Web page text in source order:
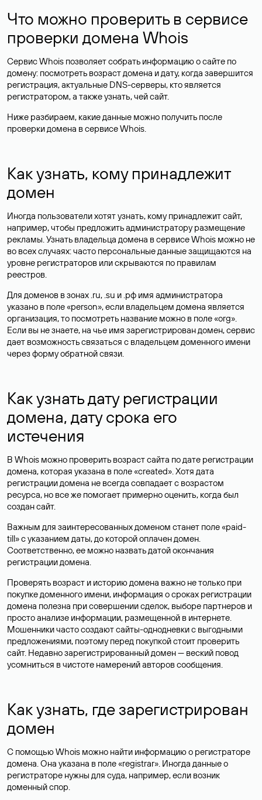
Что можно проверить в сервисе
проверки домена Whois
Сервис Whois позволяет собрать информацию о сайте по
домену: посмотреть возраст домена и дату, когда завершится
регистрация, актуальные DNS-серверы, кто является
регистратором, а также узнать, чей сайт.
Ниже разбираем, какие данные можно получить после
проверки домена в сервисе Whois.
Как узнать, кому принадлежит
домен
Иногда пользователи хотят узнать, кому принадлежит сайт,
например, чтобы предложить администратору размещение
рекламы. Узнать владельца домена в сервисе Whois можно не
во всех случаях: часто персональные данныезащищаются на
уровне регистраторов или скрываются по правилам
реестров.
Для доменов в зонах .ru, .su и .рф имя администратора
указано в поле «person», если владельцем домена является
организация, то посмотреть название можно в поле «org».
Если вы не знаете, на чье имя зарегистрирован домен, сервис
дает возможность связаться с владельцем доменного имени
через форму обратной связи.
Как узнать дату регистрации
домена, дату срока его
истечения
В Whois можно проверить возраст сайта по дате регистрации
домена, которая указана в поле «created». Хотя дата
регистрации домена не всегда совпадает с возрастом
ресурса, но все же помогает примерно оценить, когда был
создан сайт.
Важным для заинтересованных доменом станет поле «paid-
till» с указанием даты, до которой оплачен домен.
Соответственно, ее можно назвать датой окончания
регистрации домена.
Проверять возраст и историю домена важно не только при
покупке доменного имени, информация о сроках регистрации
домена полезна при совершении сделок, выборе партнеров и
просто анализе информации, размещенной в интернете.
Мошенники часто создают сайты-однодневки с выгодными
предложениями, поэтому перед покупкой стоит проверить
сайт. Недавно зарегистрированный домен — веский повод
усомниться в чистоте намерений авторов сообщения.
Как узнать, где зарегистрирован
домен
С помощью Whois можно найти информацию о регистраторе
домена. Она указана в поле «registrar». Иногда данные о
регистраторе нужны для суда, например, если возник
доменный спор.